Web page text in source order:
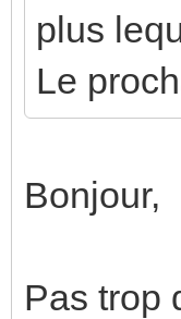
plus
Le
Bonjour,
Pas trop